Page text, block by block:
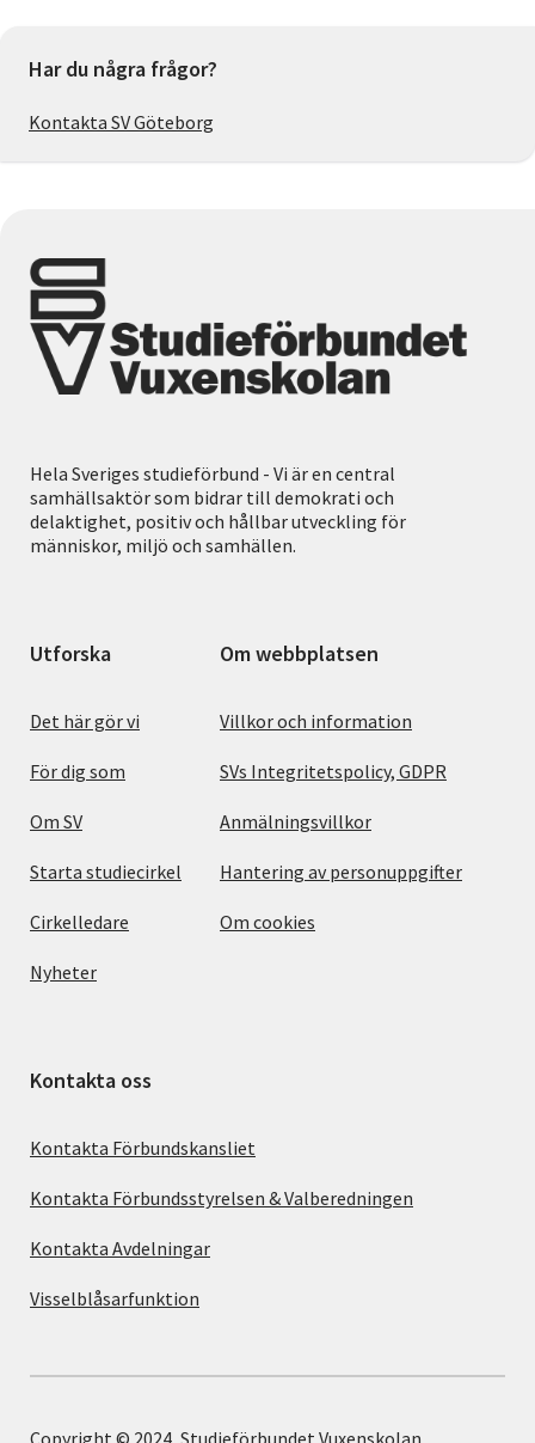
Har du några frågor?
Kontakta SV Göteborg
Hela Sveriges studieförbund - Vi är en central
samhällsaktör som bidrar till demokrati och
delaktighet, positiv och hållbar utveckling för
människor, miljö och samhällen.
Utforska
Det här gör vi
För dig som
Om SV
Starta studiecirkel
Cirkelledare
Nyheter
Om webbplatsen
Villkor och information
SVs Integritetspolicy, GDPR
Anmälningsvillkor
Hantering av personuppgifter
Om cookies
Kontakta oss
Kontakta Förbundskansliet
Kontakta Förbundsstyrelsen & Valberedningen
Kontakta Avdelningar
Visselblåsarfunktion
Copyright © 2024, Studieförbundet Vuxenskolan